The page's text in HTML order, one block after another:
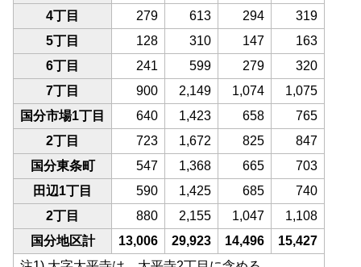
4丁目
279 613 294
319
5丁目
128 310 147
163
6丁目
241 599 279
320
7丁目
900 2,149 1,074
1,075
国分市場1丁目
640 1,423 658
765
2丁目
723 1,672 825
847
国分東条町
547 1,368 665
703
田辺1丁目
590 1,425 685
740
2丁目
880 2,155 1,047
1,108
国分地区計
13,006 29,923 14,496
15,427